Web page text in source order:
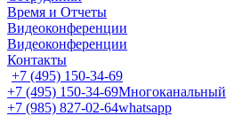
Время и Отчеты
Видеоконференции
Видеоконференции
Контакты
+7 (495) 150-34-69
+7 (495) 150-34-69Многоканальный
+7 (985) 827-02-64whatsapp